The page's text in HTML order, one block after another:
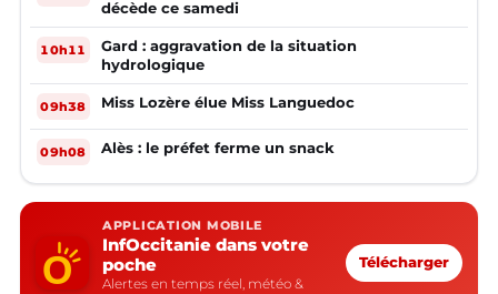
décède ce samedi
10h11
Gard : aggravation de la situation
hydrologique
09h38 Miss Lozère élue Miss Languedoc
09h08 Alès : le préfet ferme un snack
APPLICATION MOBILE
InfOccitanie dans votre
poche
Alertes en temps réel, météo &
Télécharger